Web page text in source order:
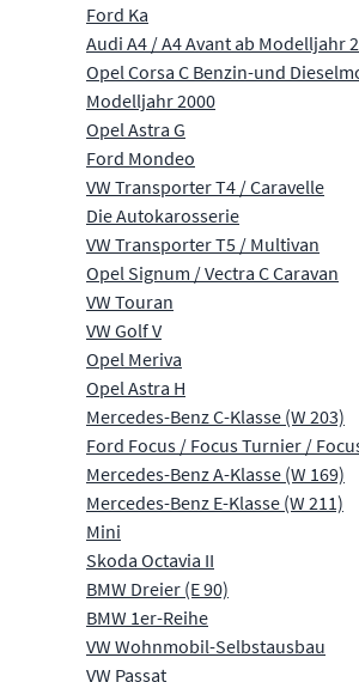
Ford Ka
Audi A4 / A4 Avant ab Modelljahr
Opel Corsa C Benzin-und
Modelljahr 2000
Opel Astra G
Ford Mondeo
VW Transporter T4 / Caravelle
Die Autokarosserie
VW Transporter T5 / Multivan
Opel Signum / Vectra C Caravan
VW Touran
VW Golf V
Opel Meriva
Opel Astra H
Mercedes-Benz C-Klasse (W 203)
Ford Focus / Focus Turnier /
Mercedes-Benz A-Klasse (W 169)
Mercedes-Benz E-Klasse (W 211)
Mini
Skoda Octavia II
BMW Dreier (E 90)
BMW 1er-Reihe
VW Wohnmobil-Selbstausbau
VW Passat